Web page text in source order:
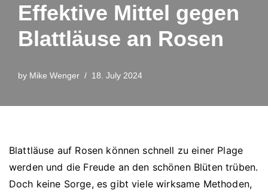
Effektive Mittel gegen
Blattläuse an Rosen
by Mike Wenger 18. July 2024
Blattläuse auf Rosen können schnell zu einer Plage
werden und die Freude an den schönen Blüten trüben.
Doch keine Sorge, es gibt viele wirksame Methoden,